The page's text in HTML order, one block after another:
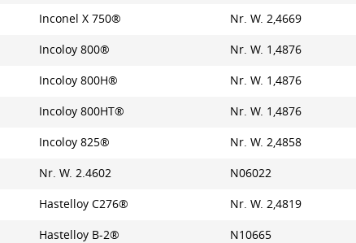
Inconel X 750® Nr. W. 2,4669
Incoloy 800® Nr. W. 1,4876
Incoloy 800H® Nr. W. 1,4876
Incoloy 800HT® Nr. W. 1,4876
Incoloy 825® Nr. W. 2,4858
Nr. W. 2.4602 N06022
Hastelloy C276® Nr. W. 2,4819
Hastelloy B-2® N10665